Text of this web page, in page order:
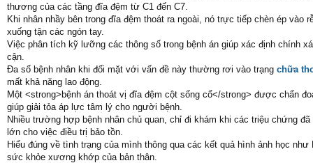
thương của các tầng đĩa đệm từ C1 đến C7.
Khi nhân nhầy bên trong đĩa đệm thoát ra ngoài, nó trực tiếp chèn ép
xuống tận các ngón tay.
Việc phân tích kỹ lưỡng các thông số trong bệnh án giúp xác định chính
cận.
Đa số bệnh nhân khi đối mặt với vấn đề này thường rơi vào trạng chữa
mất khả năng lao động.
Một <strong>bệnh án thoát vị đĩa đệm cột sống cổ</strong> được chẩn
giúp giải tỏa áp lực tâm lý cho người bệnh.
Nhiều trường hợp bệnh nhân chủ quan, chỉ đi khám khi các triệu chứng
lớn cho việc điều trị bảo tồn.
Hiểu đúng về tình trạng của mình thông qua các kết quả hình ảnh học
sức khỏe xương khớp của bản thân.